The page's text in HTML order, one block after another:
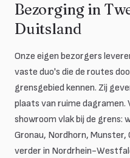
Bezorging in
Duitsland
Onze eigen bezorgers
vaste duo's die de routes
grensgebied kennen. Zij
plaats van ruime dagramen.
showroom vlak bij de grens:
Gronau, Nordhorn, Munster,
verder in Nordrhein-